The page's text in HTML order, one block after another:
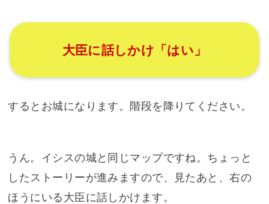
大臣に話しかけ「はい」
するとお城になります。階段を降りてください。
うん。イシスの城と同じマップですね。ちょっと
したストーリーが進みますので、見たあと、右の
ほうにいる大臣に話しかけます。